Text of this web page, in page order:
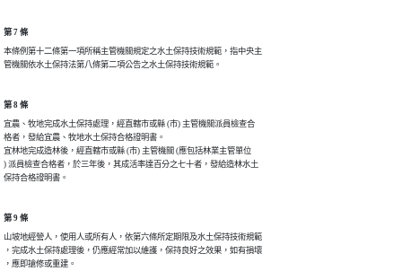
第 7 條
本條例第十二條第一項所稱主管機關規定之水土保持技術規範，指中央主
管機關依水土保持法第八條第二項公告之水土保持技術規範。
第 8 條
宜農、牧地完成水土保持處理，經直轄市或縣 (市) 主管機關派員檢查合
格者，發給宜農、牧地水土保持合格證明書。
宜林地完成造林後，經直轄市或縣 (市) 主管機關 (應包括林業主管單位
) 派員檢查合格者，於三年後，其成活率達百分之七十者，發給造林水土
保持合格證明書。
第 9 條
山坡地經營人，使用人或所有人，依第六條所定期限及水土保持技術規範
，完成水土保持處理後，仍應經常加以維護，保持良好之效果，如有損壞
，應即搶修或重建。